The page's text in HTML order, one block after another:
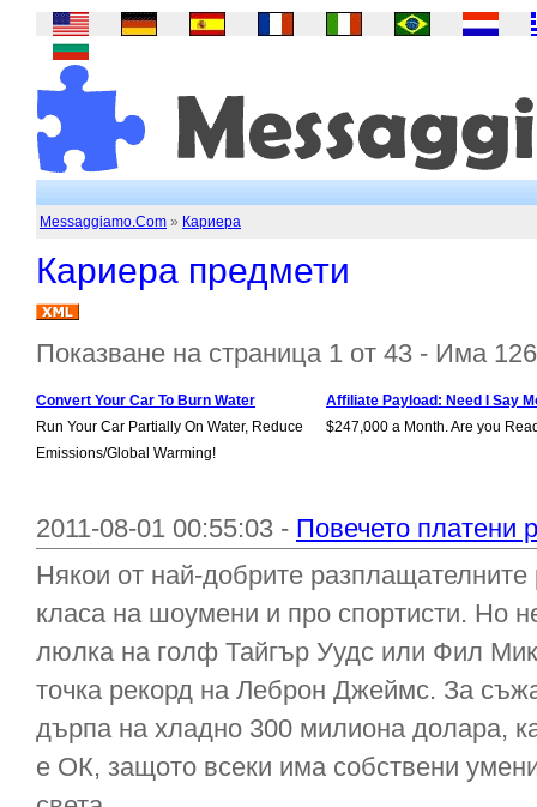
Messaggiamo.Com » Кариера
Кариера предмети
Показване на страница 1 от 43 - Има
Convert Your Car To Burn Water
Run Your Car Partially On Water, Reduce
Emissions/Global Warming!
Affiliate Payload: Need I Say
$247,000 a Month. Are you
2011-08-01 00:55:03 - Повечето
Някои от най-добрите
класа на шоумени и про спортисти. Но
люлка на голф Тайгър Уудс или Фил
точка рекорд на Леброн Джеймс. За
дърпа на хладно 300 милиона долара,
е ОК, защото всеки има собствени